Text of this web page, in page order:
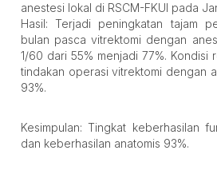
anestesi lokal di RSCM-FKUI pada
Hasil: Terjadi peningkatan tajam
bulan pasca vitrektomi dengan
1/60 dari 55% menjadi 77%. Kondisi
tindakan operasi vitrektomi dengan
93%.
Kesimpulan: Tingkat keberhasilan
dan keberhasilan anatomis 93%.